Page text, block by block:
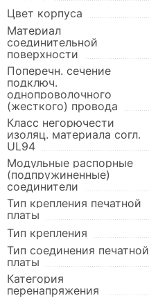
Цвет корпуса
Материал
соединительной
поверхности
Поперечн. сечение
подключ.
однопроволочного
(жесткого) провода
Класс негорючести
изоляц. материала согл.
UL94
Модульные распорные
(подпружиненные)
соединители
Тип крепления печатной
платы
Тип крепления
Тип соединения печатной
платы
Категория
перенапряжения